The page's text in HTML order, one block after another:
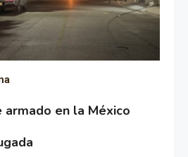
en la México